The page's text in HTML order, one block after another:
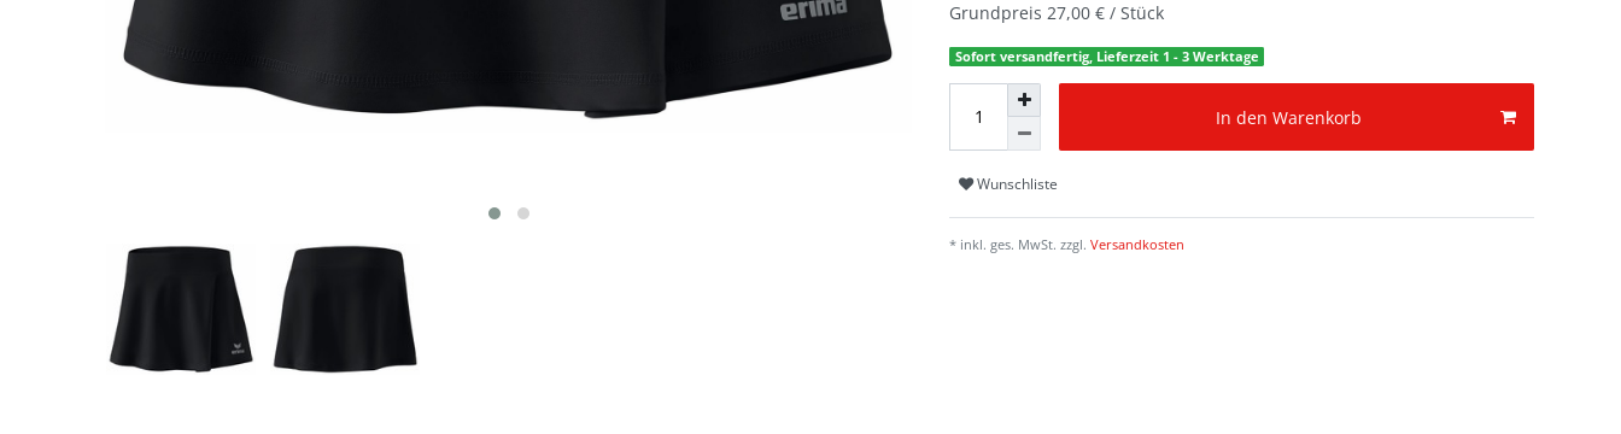
Grundpreis 27,00 € / Stück
Sofort versandfertig, Lieferzeit 1 - 3 Werktage
In den Warenkorb
Wunschliste
* inkl. ges. MwSt. zzgl. Versandkosten